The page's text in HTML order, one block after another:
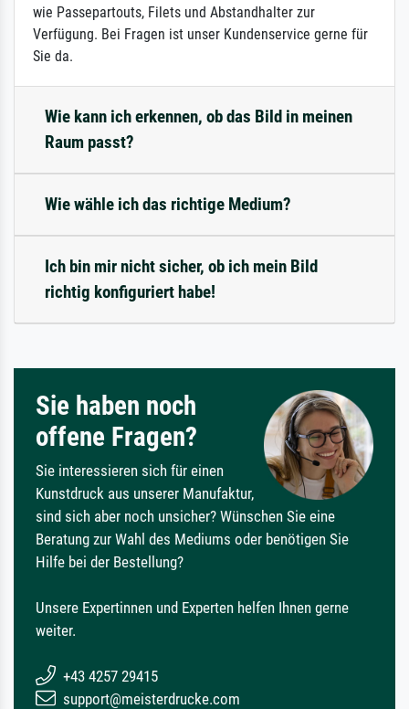
wie Passepartouts, Filets und Abstandhalter zur
Verfügung. Bei Fragen ist unser Kundenservice gerne für
Sie da.
Wie kann ich erkennen, ob das Bild in meinen
Raum passt?
Wie wähle ich das richtige Medium?
Ich bin mir nicht sicher, ob ich mein Bild
richtig konfiguriert habe!
Sie haben noch
offene Fragen?
Sie interessieren sich für einen
Kunstdruck aus unserer Manufaktur,
sind sich aber noch unsicher? Wünschen Sie eine
Beratung zur Wahl des Mediums oder benötigen Sie
Hilfe bei der Bestellung?
Unsere Expertinnen und Experten helfen Ihnen gerne
weiter.
+43 4257 29415
support@meisterdrucke.com